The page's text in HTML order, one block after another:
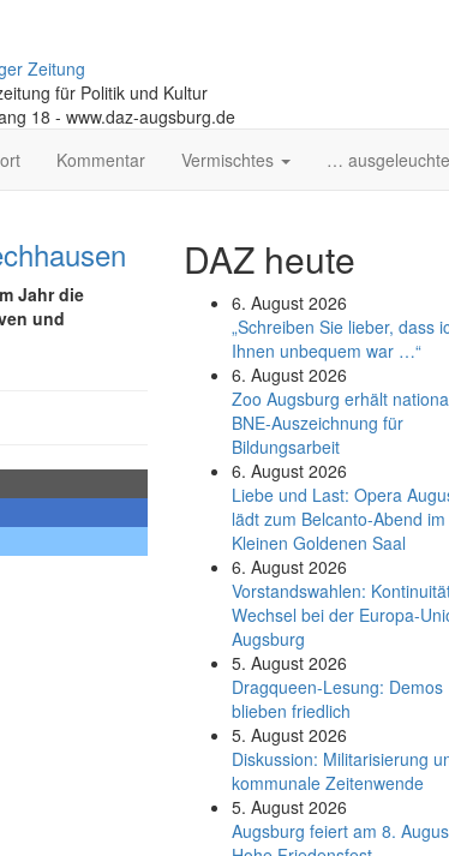
Zeitung
für Politik und Kultur
18 - www.daz-augsburg.de
Kommentar Vermischtes …
Jahr die
und
DAZ heute
6. August 2026
„Schreiben Sie lieber, dass
Ihnen unbequem war …“
6. August 2026
Zoo Augsburg erhält
BNE-Auszeichnung für
Bildungsarbeit
6. August 2026
Liebe und Last: Opera
lädt zum Belcanto-Abend im
Kleinen Goldenen Saal
6. August 2026
Vorstandswahlen:
Wechsel bei der Europa-
Augsburg
5. August 2026
Dragqueen-Lesung: Demos
blieben friedlich
5. August 2026
Diskussion: Mi­li­ta­ri­sie­rung
kommunale Zeitenwende
5. August 2026
Augsburg feiert am 8.